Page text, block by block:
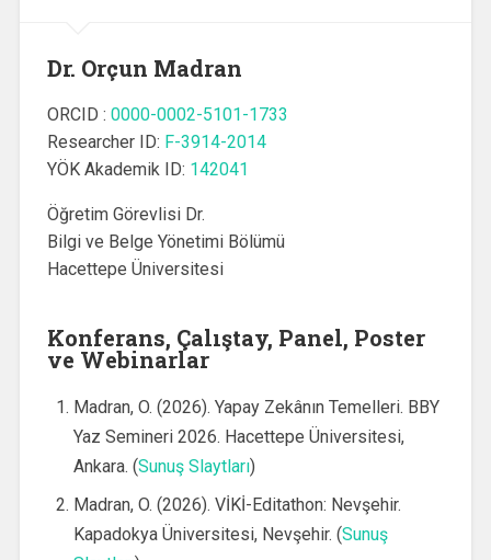
Dr. Orçun Madran
ORCID : 0000-0002-5101-1733
Researcher ID: F-3914-2014
YÖK Akademik ID: 142041
Öğretim Görevlisi Dr.
Bilgi ve Belge Yönetimi Bölümü
Hacettepe Üniversitesi
Konferans, Çalıştay, Panel, Poster
ve Webinarlar
Madran, O. (2026). Yapay Zekânın Temelleri. BBY
Yaz Semineri 2026. Hacettepe Üniversitesi,
Ankara. (Sunuş Slaytları)
Madran, O. (2026). VİKİ-Editathon: Nevşehir.
Kapadokya Üniversitesi, Nevşehir. (Sunuş